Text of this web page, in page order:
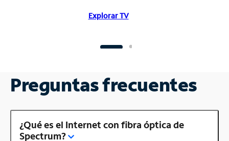
Explorar TV
Preguntas frecuentes
¿Qué es el Internet con fibra óptica de
Spectrum?